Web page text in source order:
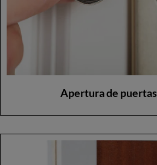
Apertura de puertas